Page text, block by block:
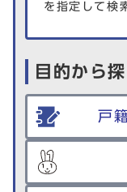
を指定して検
目的から
戸